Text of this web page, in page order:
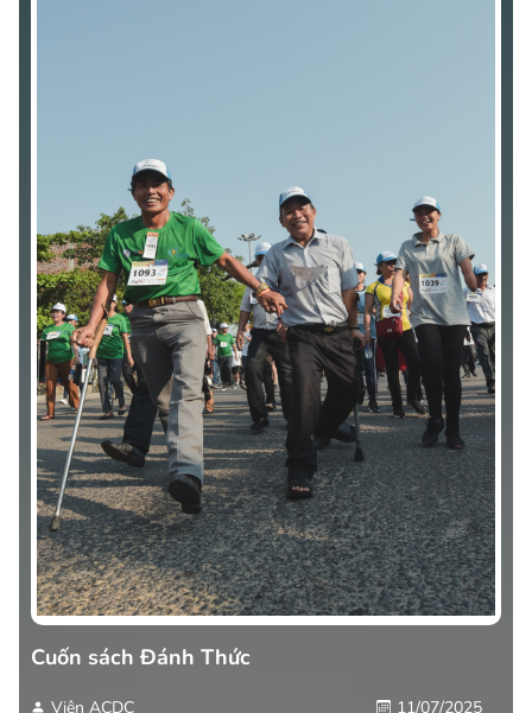
Cuốn sách Đánh Thức
Viện ACDC 11/07/2025